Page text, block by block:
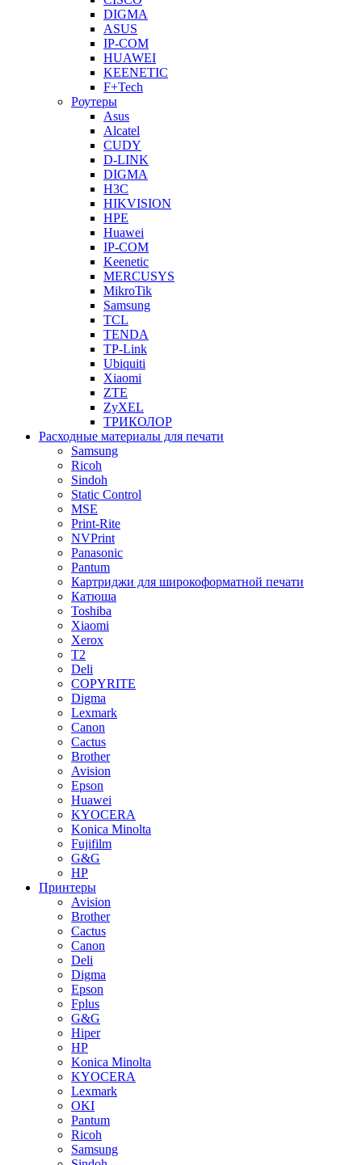
DIGMA
ASUS
IP-COM
HUAWEI
KEENETIC
F+Tech
Роутеры
Asus
Alcatel
CUDY
D-LINK
DIGMA
H3C
HIKVISION
HPE
Huawei
IP-COM
Keenetic
MERCUSYS
MikroTik
Samsung
TCL
TENDA
TP-Link
Ubiquiti
Xiaomi
ZTE
ZyXEL
ТРИКОЛОР
Расходные материалы для печати
Samsung
Ricoh
Sindoh
Static Control
MSE
Print-Rite
NVPrint
Panasonic
Pantum
Картриджи для широкоформатной печати
Катюша
Toshiba
Xiaomi
Xerox
T2
Deli
COPYRITE
Digma
Lexmark
Canon
Cactus
Brother
Avision
Epson
Huawei
KYOCERA
Konica Minolta
Fujifilm
G&G
HP
Принтеры
Avision
Brother
Cactus
Canon
Deli
Digma
Epson
Fplus
G&G
Hiper
HP
Konica Minolta
KYOCERA
Lexmark
OKI
Pantum
Ricoh
Samsung